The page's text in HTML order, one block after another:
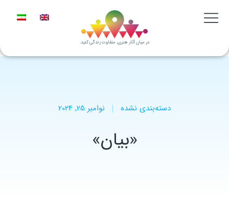
در میان آثار هنری، متفاوت زندگی کنید.
دسته‌بندی نشده نوامبر 25, 2024
«بیان»